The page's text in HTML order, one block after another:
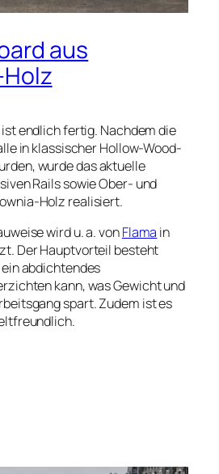
aus
endlich fertig. Nachdem die
in klassischer Hollow-Wood-
wurde das aktuelle
Rails sowie Ober- und
Holz realisiert.
wird u. a. vonFlama in
Der Hauptvorteil besteht
abdichtendes
kann, was Gewicht und
spart. Zudem ist es